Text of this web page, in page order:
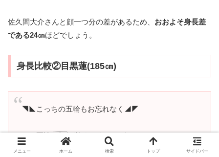
佐久間大介さんと顔一つ分の差があるため、 おおよそ身長差
である24㎝ほどでしょう。
身長比較②目黒蓮(185㎝)
◥◣こっちの五輪もお忘れなく◢◤
パリ五輪 🇫🇷が始まりましたが
#スノ五輪 ⛄️もアツい❤️‍🔥
メニュー ホーム 検索 トップ サイドバー